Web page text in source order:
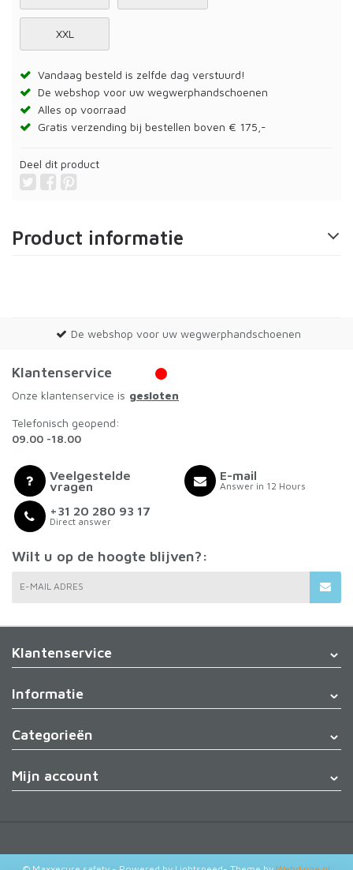
XXL
Vandaag besteld is zelfde dag verstuurd!
De webshop voor uw wegwerphandschoenen
Alles op voorraad
Gratis verzending bij bestellen boven € 175,-
Deel dit product
Product informatie
De webshop voor uw wegwerphandschoenen
Klantenservice
Onze klantenservice is gesloten
Telefonisch geopend:
09.00 -18.00
Veelgestelde
vragen
+31 20 280 93 17
Direct answer
E-mail
Answer in 12 Hours
Wilt u op de hoogte blijven?:
E-MAIL ADRES
Klantenservice
Informatie
Categorieën
Mijn account